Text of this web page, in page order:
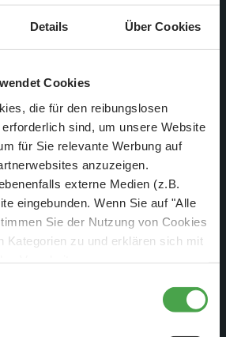
Details Über Cookies
Cookies
die für den reibungslosen
sind, um unsere Website
für Sie relevante Werbung auf
anzuzeigen.
externe Medien (z.B.
eingebunden. Wenn Sie auf "Alle
Sie der Nutzung von Cookies
Kategorien zu und erklären sich mit
über die Schaltfläche
den
um 10:15 Uhr